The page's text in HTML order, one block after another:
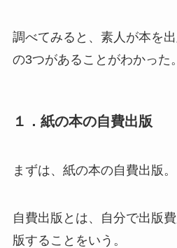
調べてみると、素人が本を
の3つがあることがわかった。
１．紙の本の自費出版
まずは、紙の本の自費出版。
自費出版とは、自分で出版
版することをいう。